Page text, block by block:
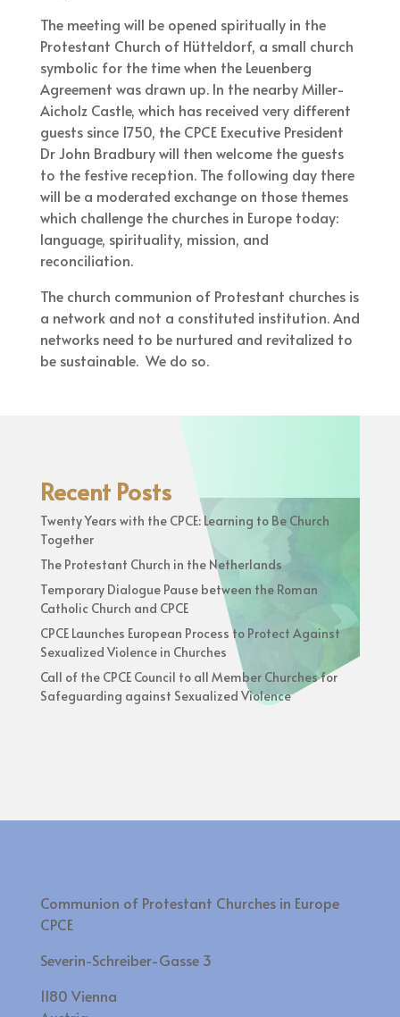
The meeting will be opened spiritually in the
Protestant Church of Hütteldorf, a small church
symbolic for the time when the Leuenberg
Agreement was drawn up. In the nearby Miller-
Aicholz Castle, which has received very different
guests since 1750, the CPCE Executive President
Dr John Bradbury will then welcome the guests
to the festive reception. The following day there
will be a moderated exchange on those themes
which challenge the churches in Europe today:
language, spirituality, mission, and
reconciliation.
The church communion of Protestant churches is
a network and not a constituted institution. And
networks need to be nurtured and revitalized to
be sustainable. We do so.
Recent Posts
Twenty Years with the CPCE: Learning to Be Church
Together
The Protestant Church in the Netherlands
Temporary Dialogue Pause between the Roman
Catholic Church and CPCE
CPCE Launches European Process to Protect Against
Sexualized Violence in Churches
Call of the CPCE Council to all Member Churches for
Safeguarding against Sexualized Violence
Communion of Protestant Churches in Europe
CPCE
Severin-Schreiber-Gasse 3
1180 Vienna